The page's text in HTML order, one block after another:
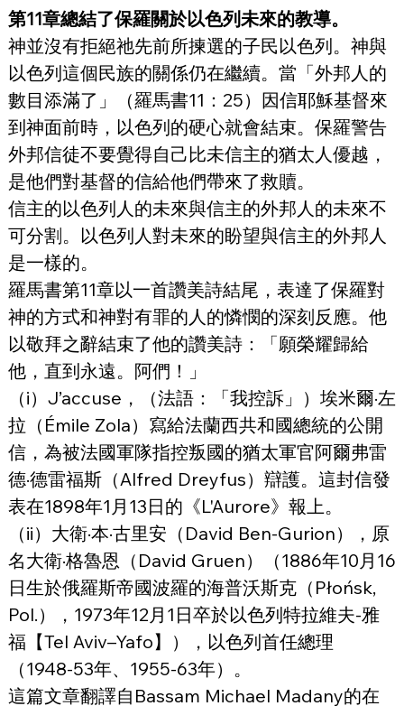
第11章總結了保羅關於以色列未來的教導。
神並沒有拒絕祂先前所揀選的子民以色列。神與
以色列這個民族的關係仍在繼續。當「外邦人的
數目添滿了」（羅馬書11：25）因信耶穌基督來
到神面前時，以色列的硬心就會結束。保羅警告
外邦信徒不要覺得自己比未信主的猶太人優越，
是他們對基督的信給他們帶來了救贖。
信主的以色列人的未來與信主的外邦人的未來不
可分割。以色列人對未來的盼望與信主的外邦人
是一樣的。
羅馬書第11章以一首讚美詩結尾，表達了保羅對
神的方式和神對有罪的人的憐憫的深刻反應。他
以敬拜之辭結束了他的讚美詩：「願榮耀歸給
他，直到永遠。阿們！」
（i）J’accuse，（法語：「我控訴」）埃米爾·左
拉（Émile Zola）寫給法蘭西共和國總統的公開
信，為被法國軍隊指控叛國的猶太軍官阿爾弗雷
德·德雷福斯（Alfred Dreyfus）辯護。這封信發
表在1898年1月13日的《L'Aurore》報上。
（ii）大衛·本·古里安（David Ben-Gurion），原
名大衛·格魯恩（David Gruen）（1886年10月16
日生於俄羅斯帝國波羅的海普沃斯克（Płońsk,
Pol.），1973年12月1日卒於以色列特拉維夫-雅
福【Tel Aviv–Yafo】），以色列首任總理
（1948-53年、1955-63年）。
這篇文章翻譯自Bassam Michael Madany的在